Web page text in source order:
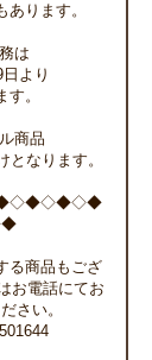
ります。
は
より
す。
商品
となります。
る商品もござ
お電話にてお
さい。